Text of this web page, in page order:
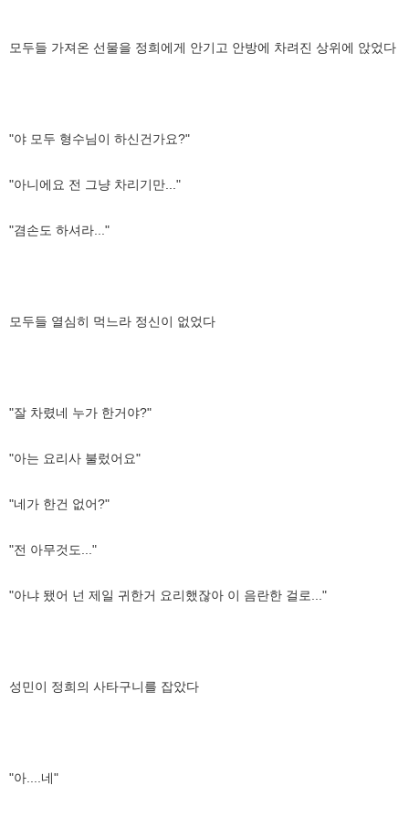
모두들 가져온 선물을 정희에게 안기고 안방에 차려진 상위에 앉었다
"야 모두 형수님이 하신건가요?"
"아니에요 전 그냥 차리기만..."
"겸손도 하셔라..."
모두들 열심히 먹느라 정신이 없었다
"잘 차렸네 누가 한거야?"
"아는 요리사 불렀어요"
"네가 한건 없어?"
"전 아무것도..."
"아냐 됐어 넌 제일 귀한거 요리했잖아 이 음란한 걸로..."
성민이 정희의 사타구니를 잡았다
"아....네"